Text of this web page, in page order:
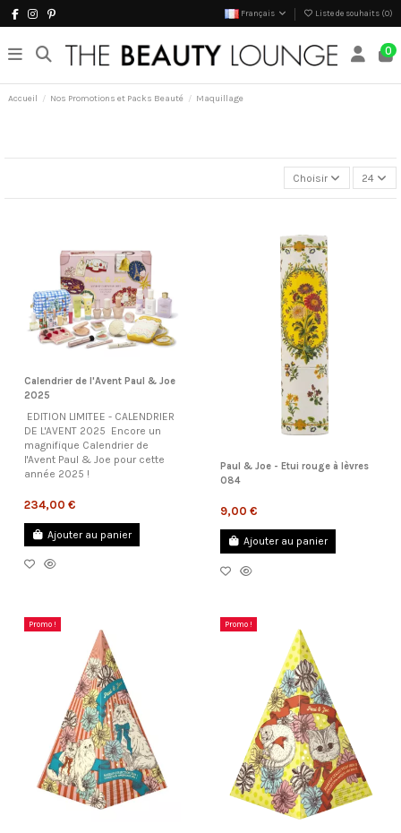
Français Liste de souhaits (0)
0
Accueil Nos Promotions et Packs Beauté Maquillage
Choisir 24
Calendrier de l'Avent Paul & Joe
2025
EDITION LIMITEE - CALENDRIER
DE L'AVENT 2025 Encore un
magnifique Calendrier de
l'Avent Paul & Joe pour cette
année 2025 !
234,00 €
Ajouter au panier
Paul & Joe - Etui rouge à lèvres
084
9,00 €
Ajouter au panier
Promo ! Promo !